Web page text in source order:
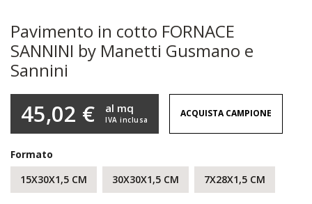
Pavimento in cotto FORNACE
SANNINI by Manetti Gusmano e
Sannini
45,02 € IVA inclusa
al mq ACQUISTA CAMPIONE
Formato
15X30X1,5 CM
30X30X1,5 CM 7X28X1,5 CM